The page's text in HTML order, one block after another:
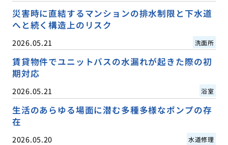
災害時に直結するマンションの排水制限と下水道
へと続く構造上のリスク
2026.05.21 洗面所
賃貸物件でユニットバスの水漏れが起きた際の初
期対応
2026.05.21 浴室
生活のあらゆる場面に潜む多種多様なポンプの存
在
2026.05.20 水道修理